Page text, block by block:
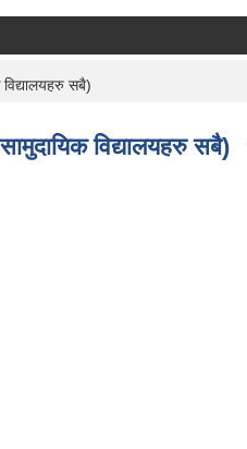
सबै)
विद्यालयहरु सबै)